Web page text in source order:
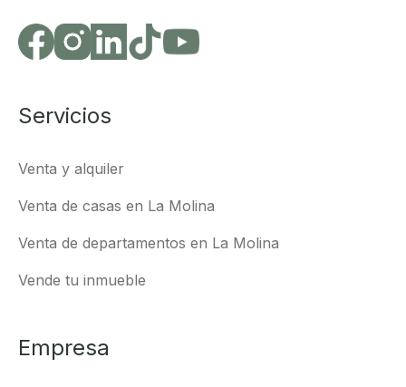
Servicios
Venta y alquiler
Venta de casas en La Molina
Venta de departamentos en La Molina
Vende tu inmueble
Empresa